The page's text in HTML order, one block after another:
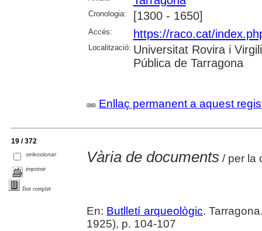
Cronologia: [1300 - 1650]
Accés: https://raco.cat/
Localització: Universitat Rovira i
Pública de Tarragona
Enllaç permanent a aquest
19 / 372
seleccionar
imprimir
Text complet
Vària de documents/ per la
En: Butlletí arqueològic.
1925), p. 104-107